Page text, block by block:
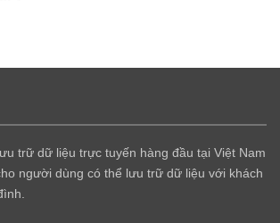
trữ dữ liệu trực tuyến hàng đầu tại Việt Nam
người dùng có thể lưu trữ dữ liệu với khách